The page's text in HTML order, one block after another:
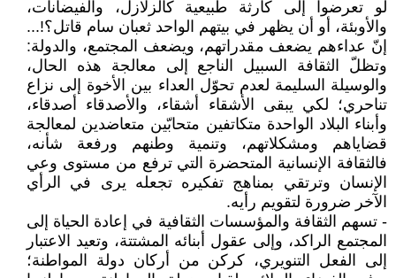
لو تعرضوا إلى كارثة طبيعية كالزلازل، والفيضانات،
والأوبئة، أو أن يظهر في بيتهم الواحد ثعبان سام قاتل؟!...
إنّ عداءهم يضعف مقدراتهم، ويضعف المجتمع، والدولة:
وتظلّ الثقافة السبيل الناجع إلى معالجة هذه الحال،
والوسيلة السليمة لعدم تحوّل العداء بين الأخوة إلى نزاع
تناحري؛ لكي يبقى الأشقاء أشقاء، والأصدقاء أصدقاء،
وأبناء البلاد الواحدة متكاتفين متحابّين متعاضدين لمعالجة
قضاياهم ومشكلاتهم، وتنمية وطنهم ورفعة شأنه،
فالثقافة الإنسانية المتحضرة التي ترفع من مستوى وعي
الإنسان وترتقي بمناهج تفكيره تجعله يرى في الرأي
الآخر ضرورة لتقويم رأيه.
- تسهم الثقافة والمؤسسات الثقافية في إعادة الحياة إلى
المجتمع الراكد، وإلى عقول أبنائه المشتتة، وتعيد الاعتبار
إلى الفعل التنويري، كركن من أركان دولة المواطنة؛